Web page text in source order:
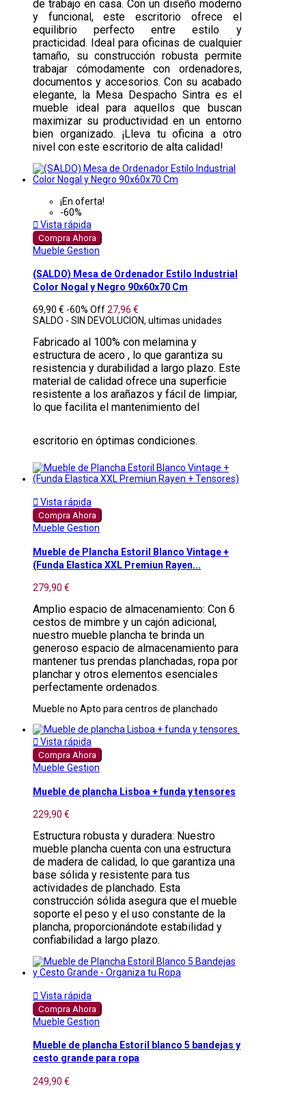
de trabajo en casa. Con un diseño moderno
y funcional, este escritorio ofrece el
equilibrio perfecto entre estilo y
practicidad. Ideal para oficinas de cualquier
tamaño, su construcción robusta permite
trabajar cómodamente con ordenadores,
documentos y accesorios. Con su acabado
elegante, la Mesa Despacho Sintra es el
mueble ideal para aquellos que buscan
maximizar su productividad en un entorno
bien organizado. ¡Lleva tu oficina a otro
nivel con este escritorio de alta calidad!
¡En oferta!
-60%
 Vista rápida
Compra Ahora
Mueble Gestion
(SALDO) Mesa de Ordenador Estilo Industrial
Color Nogal y Negro 90x60x70 Cm
69,90 € -60% Off27,96 €
SALDO - SIN DEVOLUCION, ultimas unidades
Fabricado al 100% con melamina y
estructura de acero , lo que garantiza su
resistencia y durabilidad a largo plazo. Este
material de calidad ofrece una superficie
resistente a los arañazos y fácil de limpiar,
lo que facilita el mantenimiento del
escritorio en óptimas condiciones.
 Vista rápida
Compra Ahora
Mueble Gestion
Mueble de Plancha Estoril Blanco Vintage +
(Funda Elastica XXL Premiun Rayen...
279,90 €
Amplio espacio de almacenamiento: Con 6
cestos de mimbre y un cajón adicional,
nuestro mueble plancha te brinda un
generoso espacio de almacenamiento para
mantener tus prendas planchadas, ropa por
planchar y otros elementos esenciales
perfectamente ordenados.
Mueble no Apto para centros de planchado
 Vista rápida
Compra Ahora
Mueble Gestion
Mueble de plancha Lisboa + funda y tensores
229,90 €
Estructura robusta y duradera: Nuestro
mueble plancha cuenta con una estructura
de madera de calidad, lo que garantiza una
base sólida y resistente para tus
actividades de planchado. Esta
construcción sólida asegura que el mueble
soporte el peso y el uso constante de la
plancha, proporcionándote estabilidad y
confiabilidad a largo plazo.
 Vista rápida
Compra Ahora
Mueble Gestion
Mueble de plancha Estoril blanco 5 bandejas y
cesto grande para ropa
249,90 €